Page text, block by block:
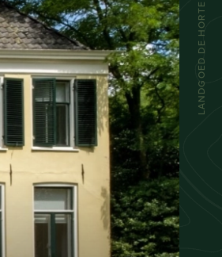
LANDGOED DE HORTE